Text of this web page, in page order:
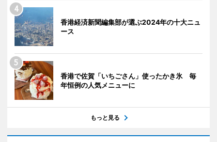
香港経済新聞編集部が選ぶ2024年の十大ニュ
ース
香港で佐賀「いちごさん」使ったかき氷 毎
年恒例の人気メニューに
もっと見る